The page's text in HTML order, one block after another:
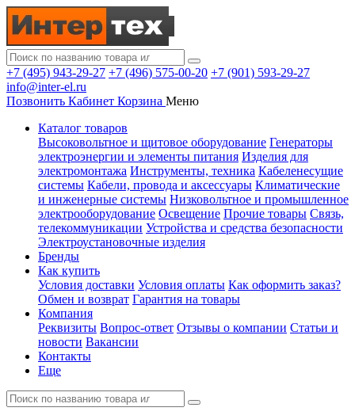
+7 (495) 943-29-27 +7 (496) 575-00-20 +7 (901) 593-29-27
info@inter-el.ru
Позвонить Кабинет Корзина Меню
Каталог товаров
Высоковольтное и щитовое оборудование Генераторы
электроэнергии и элементы питания Изделия для
электромонтажа Инструменты, техника Кабеленесущие
системы Кабели, провода и аксессуары Климатические
и инженерные системы Низковольтное и промышленное
электрооборудование Освещение Прочие товары Связь,
телекоммуникации Устройства и средства безопасности
Электроустановочные изделия
Бренды
Как купить
Условия доставки Условия оплаты Как оформить заказ?
Обмен и возврат Гарантия на товары
Компания
Реквизиты Вопрос-ответ Отзывы о компании Статьи и
новости Вакансии
Контакты
Еще